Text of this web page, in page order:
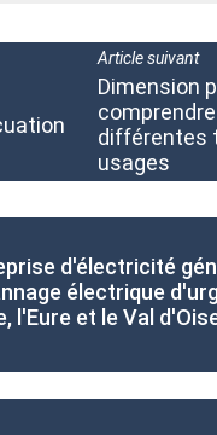
Article suivant
Dimension
différentes
usages
d'électricité
électrique
l'Eure et le Val